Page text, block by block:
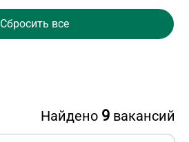
Сбросить все
Найдено 9 вакансий